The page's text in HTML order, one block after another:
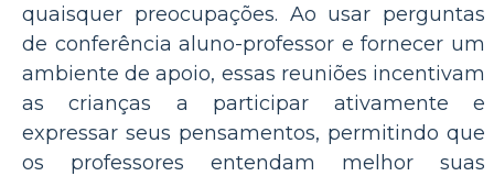
quaisquer preocupações. Ao usar perguntas
de conferência aluno-professor e fornecer um
ambiente de apoio, essas reuniões incentivam
as crianças a participar ativamente e
expressar seus pensamentos, permitindo que
os professores entendam melhor suas